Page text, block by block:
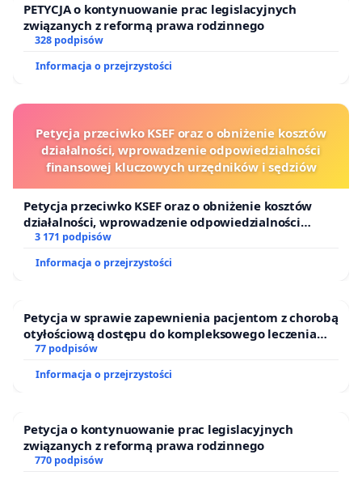
PETYCJA o kontynuowanie prac legislacyjnych
związanych z reformą prawa rodzinnego
328 podpisów
Informacja o przejrzystości
Petycja przeciwko KSEF oraz o obniżenie kosztów
działalności, wprowadzenie odpowiedzialności
finansowej kluczowych urzędników i sędziów
Petycja przeciwko KSEF oraz o obniżenie kosztów
działalności, wprowadzenie odpowiedzialności
finansowej kluczowych urzędników i sędziów
3 171 podpisów
Informacja o przejrzystości
Petycja w sprawie zapewnienia pacjentom z chorobą
otyłościową dostępu do kompleksowego leczenia
oraz programów profilaktycznych.
77 podpisów
Informacja o przejrzystości
Petycja o kontynuowanie prac legislacyjnych
związanych z reformą prawa rodzinnego
770 podpisów